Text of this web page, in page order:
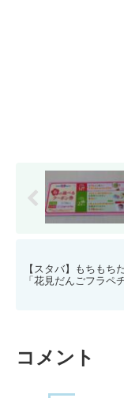
【スタバ】もちもち
「花見だんごフラペ
コメント